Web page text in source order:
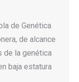
de Genética
de alcance
de la genética
baja estatura